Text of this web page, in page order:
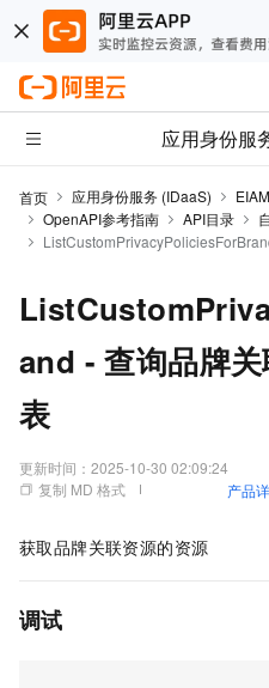
应用身份服
首页 应用身份服务 (IDaaS)
OpenAPI参考指南
API目录
and - 查询品牌
表
更新时间： 2025-10-30 02:09:24
复制 MD 格式
产品
获取品牌关联资源的资源
调试